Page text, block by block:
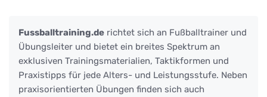
Fussballtraining.de richtet sich an Fußballtrainer und
Übungsleiter und bietet ein breites Spektrum an
exklusiven Trainingsmaterialien, Taktikformen und
Praxistipps für jede Alters- und Leistungsstufe. Neben
praxisorientierten Übungen finden sich auch